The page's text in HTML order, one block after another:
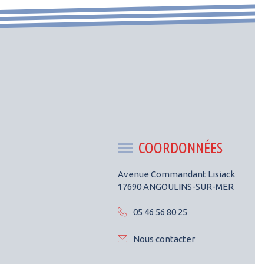
COORDONNÉES
Avenue Commandant Lisiack
17690 ANGOULINS-SUR-MER
05 46 56 80 25
Nous contacter